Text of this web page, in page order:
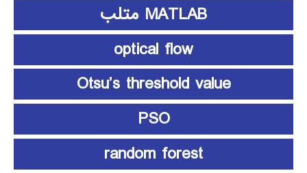
MATLAB متلب
optical flow
Otsu’s threshold value
PSO
random forest